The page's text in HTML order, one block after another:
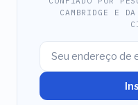
CAMBRIDGE E